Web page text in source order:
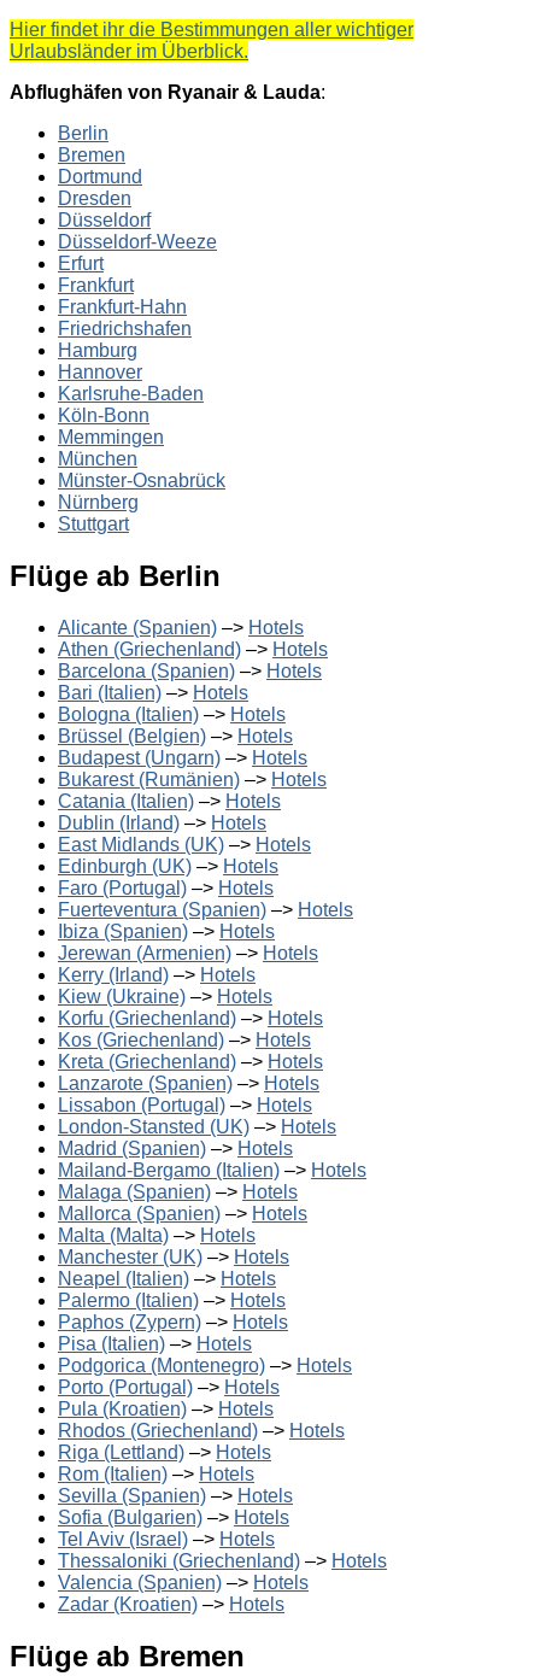
Hier findet ihr die Bestimmungen aller wichtiger
Urlaubsländer im Überblick.
Abflughäfen von Ryanair & Lauda:
Berlin
Bremen
Dortmund
Dresden
Düsseldorf
Düsseldorf-Weeze
Erfurt
Frankfurt
Frankfurt-Hahn
Friedrichshafen
Hamburg
Hannover
Karlsruhe-Baden
Köln-Bonn
Memmingen
München
Münster-Osnabrück
Nürnberg
Stuttgart
Flüge ab Berlin
Alicante (Spanien) –> Hotels
Athen (Griechenland) –> Hotels
Barcelona (Spanien) –> Hotels
Bari (Italien) –> Hotels
Bologna (Italien) –> Hotels
Brüssel (Belgien) –> Hotels
Budapest (Ungarn) –> Hotels
Bukarest (Rumänien) –> Hotels
Catania (Italien) –> Hotels
Dublin (Irland) –> Hotels
East Midlands (UK) –> Hotels
Edinburgh (UK) –> Hotels
Faro (Portugal) –> Hotels
Fuerteventura (Spanien) –> Hotels
Ibiza (Spanien) –> Hotels
Jerewan (Armenien) –> Hotels
Kerry (Irland) –> Hotels
Kiew (Ukraine) –> Hotels
Korfu (Griechenland) –> Hotels
Kos (Griechenland) –> Hotels
Kreta (Griechenland) –> Hotels
Lanzarote (Spanien) –> Hotels
Lissabon (Portugal) –> Hotels
London-Stansted (UK) –> Hotels
Madrid (Spanien) –> Hotels
Mailand-Bergamo (Italien) –> Hotels
Malaga (Spanien) –> Hotels
Mallorca (Spanien) –> Hotels
Malta (Malta) –> Hotels
Manchester (UK) –> Hotels
Neapel (Italien) –> Hotels
Palermo (Italien) –> Hotels
Paphos (Zypern) –> Hotels
Pisa (Italien) –> Hotels
Podgorica (Montenegro) –> Hotels
Porto (Portugal) –> Hotels
Pula (Kroatien) –> Hotels
Rhodos (Griechenland) –> Hotels
Riga (Lettland) –> Hotels
Rom (Italien) –> Hotels
Sevilla (Spanien) –> Hotels
Sofia (Bulgarien) –> Hotels
Tel Aviv (Israel) –> Hotels
Thessaloniki (Griechenland) –> Hotels
Valencia (Spanien) –> Hotels
Zadar (Kroatien) –> Hotels
Flüge ab Bremen